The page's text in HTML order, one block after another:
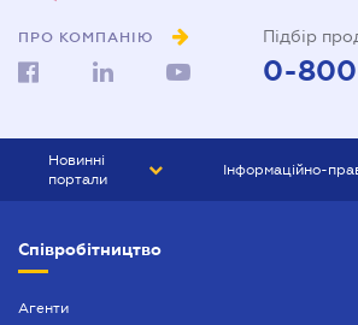
ПРО КОМПАНІЮ Підбір
0-
Новинні
портали
БІЗНЕС
Інформаційно-
Співробітництво
Агенти